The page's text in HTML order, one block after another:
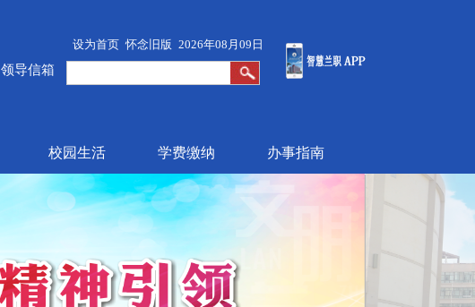
设为首页 怀念旧版 2026年08月09日
领导信箱
校园生活 学费缴纳 办事指南